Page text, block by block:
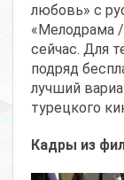
любовь» с
«Мелодрама
сейчас. Для
подряд
лучший
турецкого
Кадры из